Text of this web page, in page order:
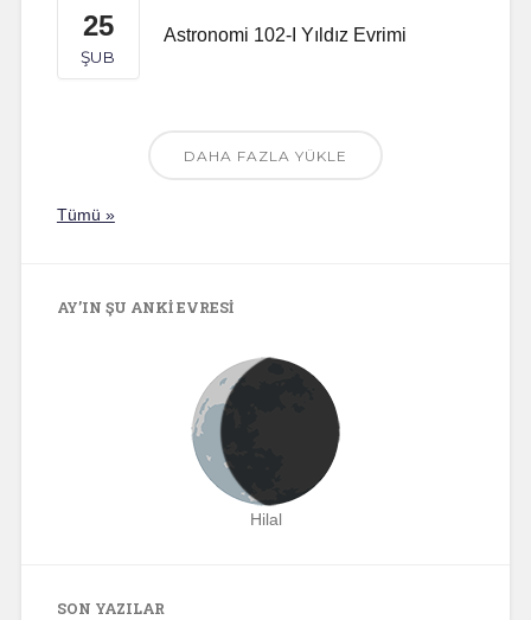
25
ŞUB
Astronomi 102-I Yıldız Evrimi
DAHA FAZLA YÜKLE
Tümü »
AY’IN ŞU ANKI EVRESI
Hilal
SON YAZILAR